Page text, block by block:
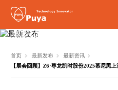
最新发布
首页 最新发布
最新资讯
【展会回顾】Z6·尊龙凯时股份2025慕尼黑